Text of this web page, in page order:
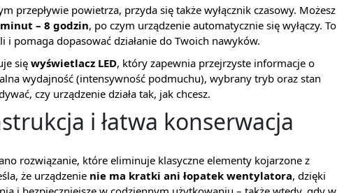
przepływie powietrza, przyda się także wyłącznik czasowy. Możesz
– 8 godzin, po czym urządzenie automatycznie się wyłączy. To
i pomaga dopasować działanie do Twoich nawyków.
się wyświetlacz LED, który zapewnia przejrzyste informacje o
wydajność (intensywność podmuchu), wybrany tryb oraz stan
czy urządzenie działa tak, jak chcesz.
i łatwa konserwacja
rozwiązanie, które eliminuje klasyczne elementy kojarzone z
że urządzenie nie ma kratki ani łopatek wentylatora, dzięki